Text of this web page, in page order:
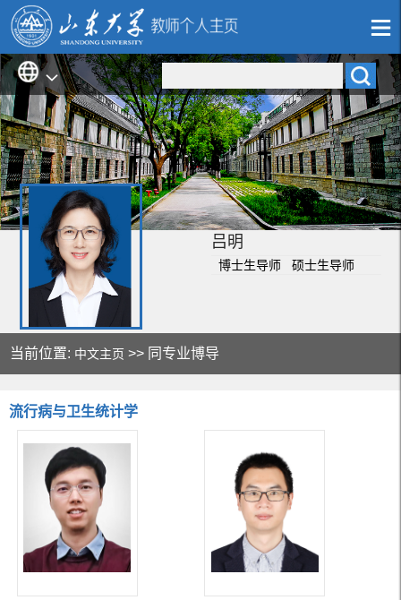
吕明
博士生导师 硕士生导师
当前位置: 中文主页 >> 同专业博导
流行病与卫生统计学